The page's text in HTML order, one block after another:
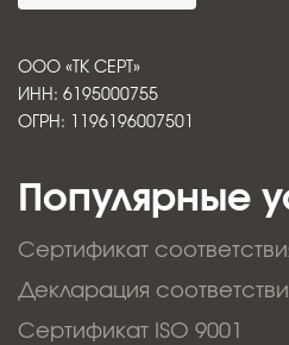
Популярные
Сертификат
Декларация
Сертификат ISO 9001
ООО «ТК СЕРТ»
ИНН: 6195000755
ОГРН: 1196196007501